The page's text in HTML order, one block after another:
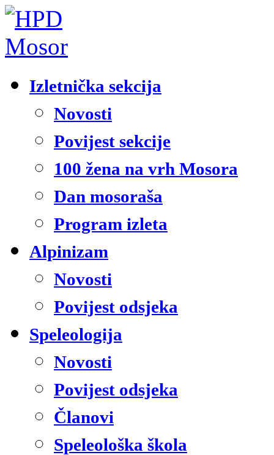
Izletnička sekcija
Novosti
Povijest sekcije
100 žena na vrh Mosora
Dan mosoraša
Program izleta
Alpinizam
Novosti
Povijest odsjeka
Speleologija
Novosti
Povijest odsjeka
Članovi
Speleološka škola